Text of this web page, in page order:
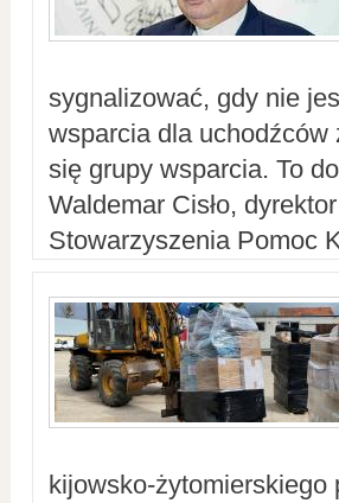
sygnalizować, gdy nie
wsparcia dla uchodźców
się grupy wsparcia. To
Waldemar Cisło,
Stowarzyszenia Pomoc
kijowsko-żytomierskiego